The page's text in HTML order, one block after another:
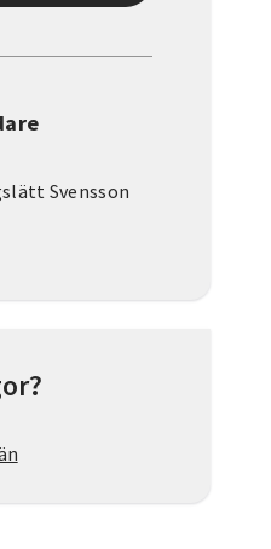
Svensson